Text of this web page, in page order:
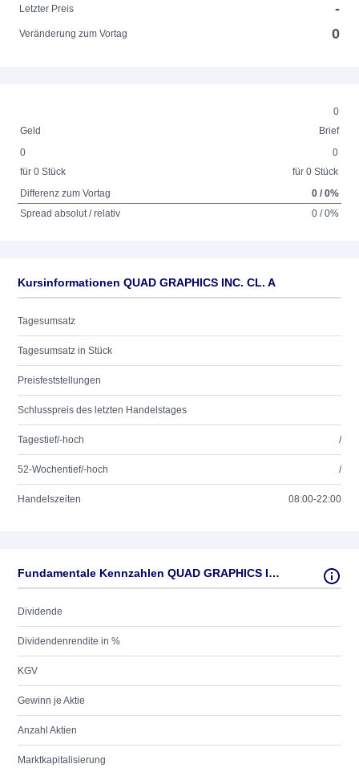
Letzter Preis
-
Veränderung zum Vortag 0
0
Geld
Brief
0
für 0 Stück
0
für 0 Stück
Differenz zum Vortag
0 / 0%
Spread absolut / relativ
0 / 0%
Kursinformationen QUAD GRAPHICS INC. CL. A
Tagesumsatz
Tagesumsatz in Stück
Preisfeststellungen
Schlusspreis des letzten Handelstages
Tagestief/-hoch /
52-Wochentief/-hoch /
Handelszeiten 08:00-22:00
Fundamentale Kennzahlen QUAD GRAPHICS INC. CL. A
Dividende
Dividendenrendite in %
KGV
Gewinn je Aktie
Anzahl Aktien
Marktkapitalisierung